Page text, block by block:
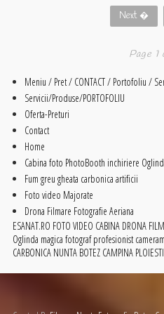
Next �
Page 1
Meniu / Pret / CONTACT / Portofoliu /
Servicii/Produse/PORTOFOLIU
Oferta-Preturi
Contact
Home
Cabina foto PhotoBooth inchiriere
Fum greu gheata carbonica artificii
Foto video Majorate
Drona Filmare Fotografie Aeriana
ESANAT.RO FOTO VIDEO CABINA DRONA
Oglinda magica fotograf profesionist
CARBONICA NUNTA BOTEZ CAMPINA